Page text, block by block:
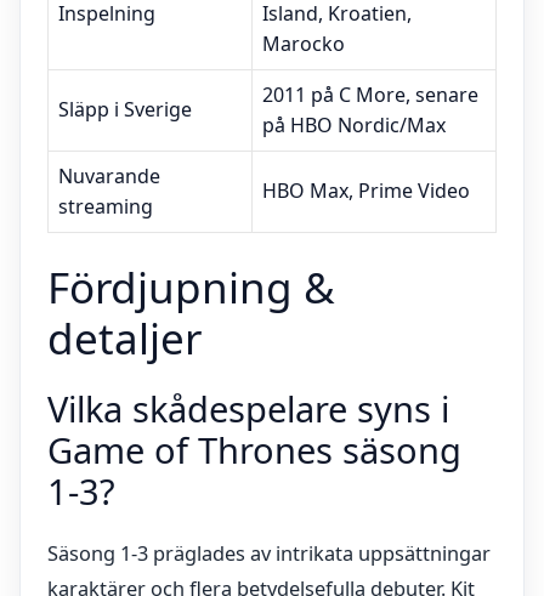
Inspelning
Island, Kroatien,
Marocko
Släpp i Sverige
2011 på C More, senare
på HBO Nordic/Max
Nuvarande
streaming
HBO Max, Prime Video
Fördjupning &
detaljer
Vilka skådespelare syns i
Game of Thrones säsong
1-3?
Säsong 1-3 präglades av intrikata uppsättningar
karaktärer och flera betydelsefulla debuter. Kit